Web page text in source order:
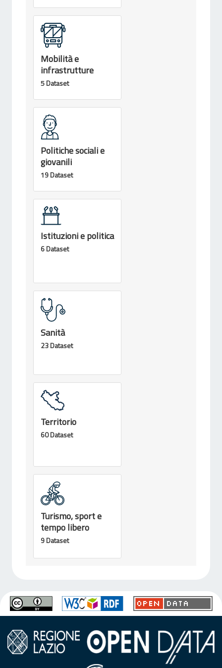
Mobilità e
infrastrutture
5 Dataset
Politiche sociali e
giovanili
19 Dataset
Istituzioni e politica
6 Dataset
Sanità
23 Dataset
Territorio
60 Dataset
Turismo, sport e
tempo libero
9 Dataset